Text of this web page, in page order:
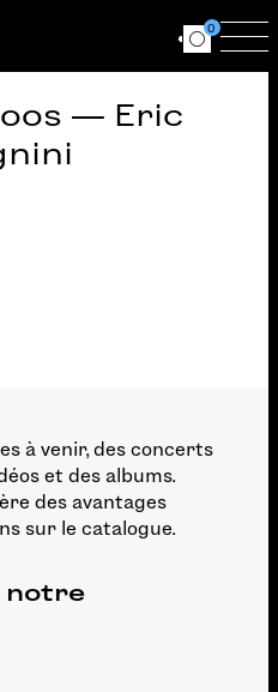
Ouvrir le
0
— Eric
à venir, des concerts
et des albums.
des avantages
sur le catalogue.
notre